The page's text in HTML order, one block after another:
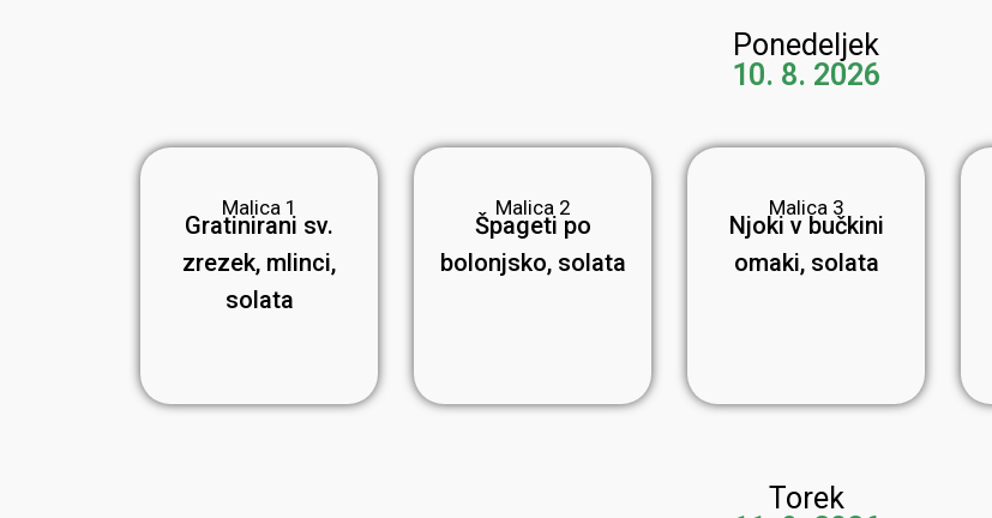
Ponedeljek
10. 8. 2026
Malica 1
Gratinirani sv.
zrezek, mlinci,
solata
Malica 2
Špageti po
bolonjsko, solata
Malica 3
Njoki v bučkini
omaki, solata
Torek